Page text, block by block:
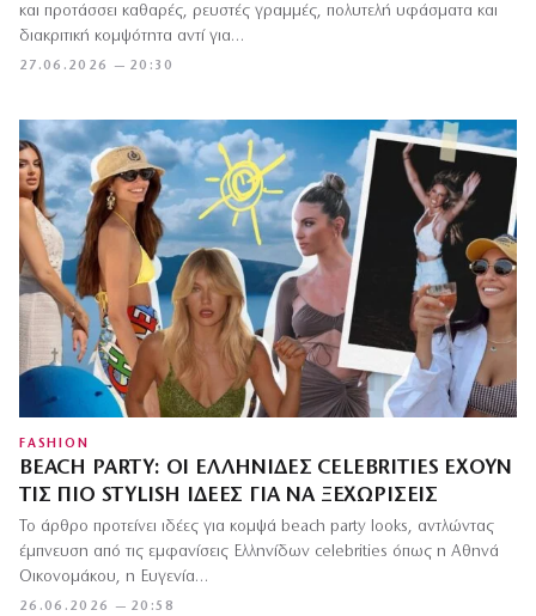
27.06.2026 — 20:30
και προτάσσει καθαρές, ρευστές γραμμές, πολυτελή υφάσματα και
διακριτική κομψότητα αντί για…
FASHION
BEACH PARTY: ΟΙ ΕΛΛΗΝΊΔΕΣ CELEBRITIES ΈΧΟΥΝ
ΤΙΣ ΠΙΟ STYLISH ΙΔΈΕΣ ΓΙΑ ΝΑ ΞΕΧΩΡΊΣΕΙΣ
26.06.2026 — 20:58
Το άρθρο προτείνει ιδέες για κομψά beach party looks, αντλώντας
έμπνευση από τις εμφανίσεις Ελληνίδων celebrities όπως η Αθηνά
Οικονομάκου, η Ευγενία…